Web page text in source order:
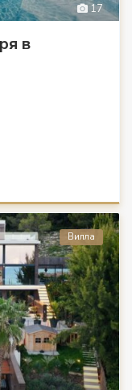
17
в
Вилла